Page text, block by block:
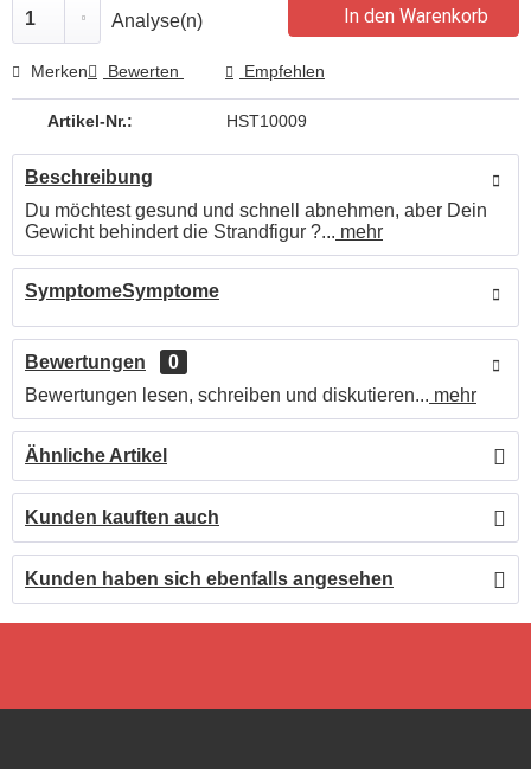
Analyse(n) In den Warenkorb
Merken Bewerten Empfehlen
Artikel-Nr.: HST10009
Beschreibung
Du möchtest gesund und schnell abnehmen, aber Dein
Gewicht behindert die Strandfigur ?... mehr
SymptomeSymptome
Bewertungen
0
Bewertungen lesen, schreiben und diskutieren... mehr
Ähnliche Artikel
Kunden kauften auch
Kunden haben sich ebenfalls angesehen